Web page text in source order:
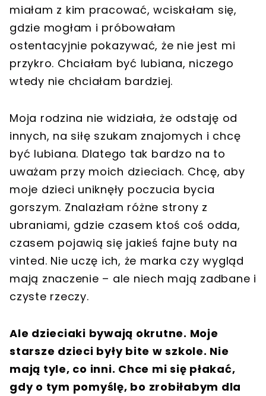
miałam z kim pracować, wciskałam się,
gdzie mogłam i próbowałam
ostentacyjnie pokazywać, że nie jest mi
przykro. Chciałam być lubiana, niczego
wtedy nie chciałam bardziej.
Moja rodzina nie widziała, że odstaję od
innych, na siłę szukam znajomych i chcę
być lubiana. Dlatego tak bardzo na to
uważam przy moich dzieciach. Chcę, aby
moje dzieci uniknęły poczucia bycia
gorszym. Znalazłam różne strony z
ubraniami, gdzie czasem ktoś coś odda,
czasem pojawią się jakieś fajne buty na
vinted. Nie uczę ich, że marka czy wygląd
mają znaczenie – ale niech mają zadbane i
czyste rzeczy.
Ale dzieciaki bywają okrutne. Moje
starsze dzieci były bite w szkole. Nie
mają tyle, co inni. Chce mi się płakać,
gdy o tym pomyślę, bo zrobiłabym dla